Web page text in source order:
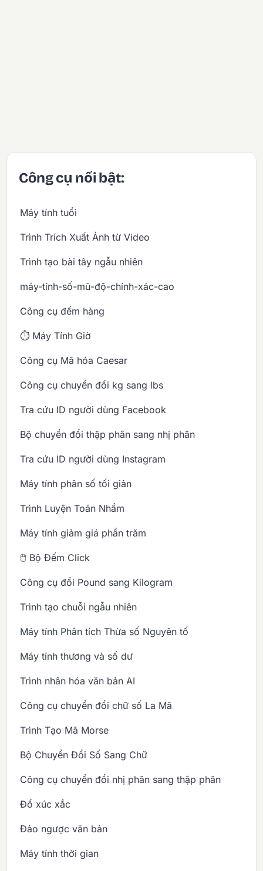
Công cụ nổi bật:
Máy tính tuổi
Trình Trích Xuất Ảnh từ Video
Trình tạo bài tây ngẫu nhiên
máy-tính-số-mũ-độ-chính-xác-cao
Công cụ đếm hàng
⏱️ Máy Tính Giờ
Công cụ Mã hóa Caesar
Công cụ chuyển đổi kg sang lbs
Tra cứu ID người dùng Facebook
Bộ chuyển đổi thập phân sang nhị phân
Tra cứu ID người dùng Instagram
Máy tính phân số tối giản
Trình Luyện Toán Nhẩm
Máy tính giảm giá phần trăm
🖱️ Bộ Đếm Click
Công cụ đổi Pound sang Kilogram
Trình tạo chuỗi ngẫu nhiên
Máy tính Phân tích Thừa số Nguyên tố
Máy tính thương và số dư
Trình nhân hóa văn bản AI
Công cụ chuyển đổi chữ số La Mã
Trình Tạo Mã Morse
Bộ Chuyển Đổi Số Sang Chữ
Công cụ chuyển đổi nhị phân sang thập phân
Đổ xúc xắc
Đảo ngược văn bản
Máy tính thời gian